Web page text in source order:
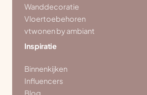
Wanddecoratie
Vloertoebehoren
vtwonen by ambiant
Inspiratie
Binnenkijken
Influencers